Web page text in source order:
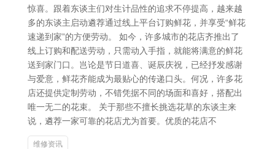
惊喜。跟着东谈主们对生计品性的追求不停提高，越来越
多的东谈主启动遴荐通过线上平台订购鲜花，并享受“鲜花
速递到家”的方便劳动。 如今，许多城市的花店齐推出了
线上订购和配送劳动，只需动入手指，就能将满意的鲜花
送到家门口。岂论是节日道喜、诞辰庆祝，已经抒发感谢
与爱意，鲜花齐能成为最贴心的传递口头。何况，许多花
店还提供定制劳动，不错凭据不同的场面和喜好，搭配出
唯一无二的花束。 关于那些不擅长挑选花草的东谈主来
说，遴荐一家可靠的花店尤为首要。优质的花店不
维修资讯